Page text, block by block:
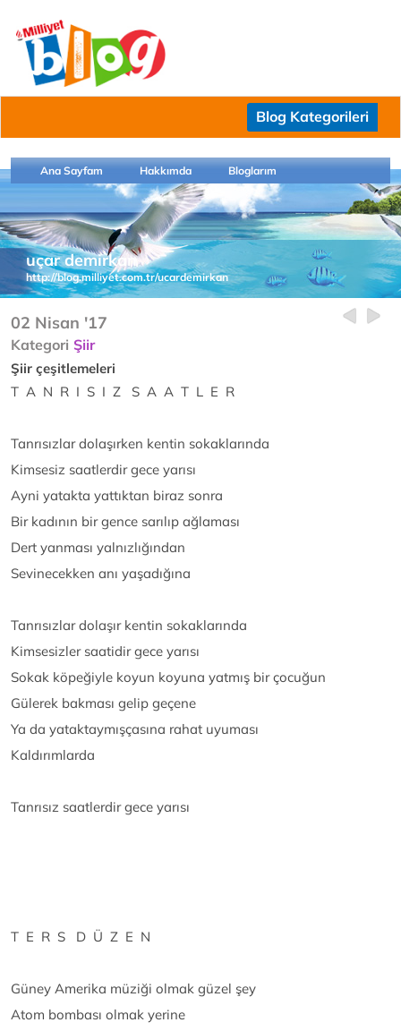
Blog Kategorileri
Ana Sayfam Hakkımda Bloglarım
uçar demirkan
http://blog.milliyet.com.tr/ucardemirkan
02 Nisan '17
Kategori Şiir
Şiir çeşitlemeleri
T A N R I S I Z S A A T L E R
Tanrısızlar dolaşırken kentin sokaklarında
Kimsesiz saatlerdir gece yarısı
Ayni yatakta yattıktan biraz sonra
Bir kadının bir gence sarılıp ağlaması
Dert yanması yalnızlığından
Sevinecekken anı yaşadığına
Tanrısızlar dolaşır kentin sokaklarında
Kimsesizler saatidir gece yarısı
Sokak köpeğiyle koyun koyuna yatmış bir çocuğun
Gülerek bakması gelip geçene
Ya da yataktaymışçasına rahat uyuması
Kaldırımlarda
Tanrısız saatlerdir gece yarısı
T E R S D Ü Z E N
Güney Amerika müziği olmak güzel şey
Atom bombası olmak yerine